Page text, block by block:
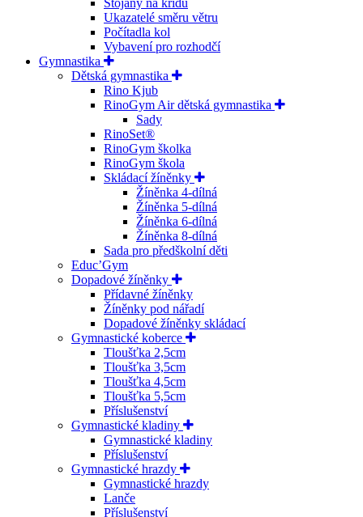
Stojany na křídu
Ukazatelé směru větru
Počítadla kol
Vybavení pro rozhodčí
Gymnastika
Dětská gymnastika
Rino Kjub
RinoGym Air dětská gymnastika
Sady
RinoSet®
RinoGym školka
RinoGym škola
Skládací žíněnky
Žíněnka 4-dílná
Žíněnka 5-dílná
Žíněnka 6-dílná
Žíněnka 8-dílná
Sada pro předškolní děti
Educ’Gym
Dopadové žíněnky
Přídavné žíněnky
Žíněnky pod nářadí
Dopadové žíněnky skládací
Gymnastické koberce
Tloušťka 2,5cm
Tloušťka 3,5cm
Tloušťka 4,5cm
Tloušťka 5,5cm
Příslušenství
Gymnastické kladiny
Gymnastické kladiny
Příslušenství
Gymnastické hrazdy
Gymnastické hrazdy
Lanče
Příslušenství